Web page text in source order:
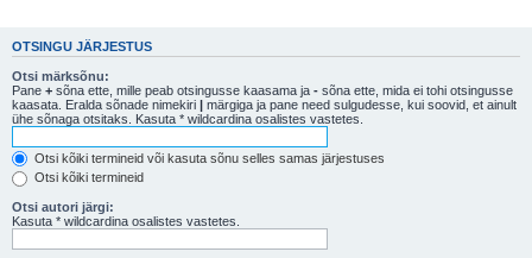
OTSINGU JÄRJESTUS
Otsi märksõnu:
Pane + sõna ette, mille peab otsingusse kaasama ja - sõna ette, mida ei tohi otsingusse
kaasata. Eralda sõnade nimekiri | märgiga ja pane need sulgudesse, kui soovid, et ainult
ühe sõnaga otsitaks. Kasuta * wildcardina osalistes vastetes.
Otsi kõiki termineid või kasuta sõnu selles samas järjestuses
Otsi kõiki termineid
Otsi autori järgi:
Kasuta * wildcardina osalistes vastetes.